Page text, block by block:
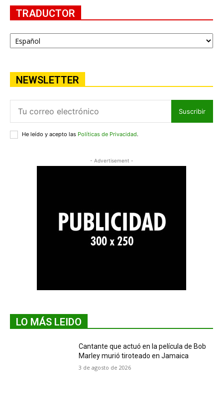
TRADUCTOR
NEWSLETTER
Suscribir
He leído y acepto las Políticas de Privacidad.
- Advertisement -
LO MÁS LEIDO
Cantante que actuó en la película de Bob
Marley murió tiroteado en Jamaica
3 de agosto de 2026